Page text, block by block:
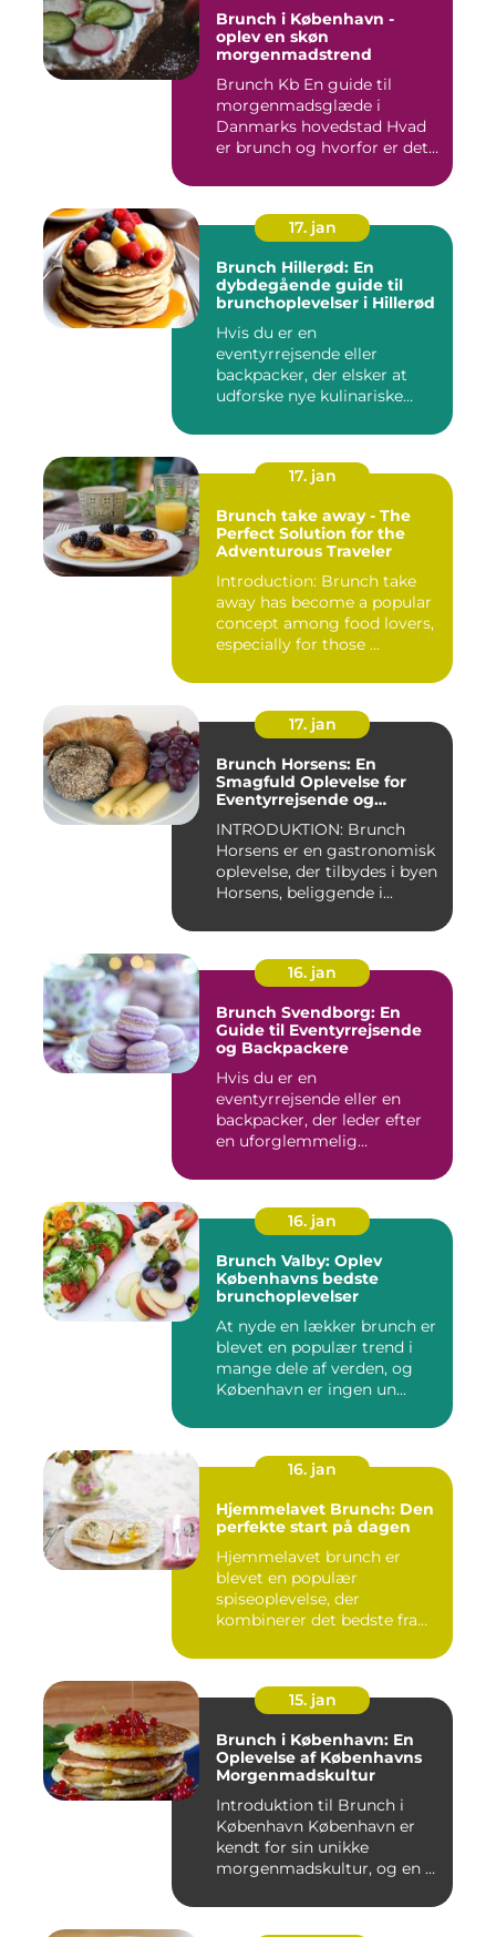
Brunch i København -
oplev en skøn
morgenmadstrend
Brunch Kb En guide til
morgenmadsglæde i
Danmarks hovedstad Hvad
er brunch og hvorfor er det
17. jan
Brunch Hillerød: En
dybdegående guide til
brunchoplevelser i Hillerød
Hvis du er en
eventyrrejsende eller
backpacker, der elsker at
udforske nye kulinariske
17. jan
Brunch take away - The
Perfect Solution for the
Adventurous Traveler
Introduction: Brunch take
away has become a popular
concept among food lovers,
especially for those ...
17. jan
Brunch Horsens: En
Smagfuld Oplevelse for
Eventyrrejsende og
INTRODUKTION: Brunch
Horsens er en gastronomisk
oplevelse, der tilbydes i byen
Horsens, beliggende i...
16. jan
Brunch Svendborg: En
Guide til Eventyrrejsende
og Backpackere
Hvis du er en
eventyrrejsende eller en
backpacker, der leder efter
en uforglemmelig
16. jan
Brunch Valby: Oplev
Københavns bedste
brunchoplevelser
At nyde en lækker brunch er
blevet en populær trend i
mange dele af verden, og
København er ingen un...
16. jan
Hjemmelavet Brunch: Den
perfekte start på dagen
Hjemmelavet brunch er
blevet en populær
spiseoplevelse, der
kombinerer det bedste fra
15. jan
Brunch i København: En
Oplevelse af Københavns
Morgenmadskultur
Introduktion til Brunch i
København København er
kendt for sin unikke
morgenmadskultur, og en af